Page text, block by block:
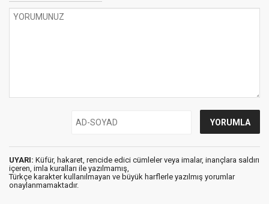
UYARI: Küfür, hakaret, rencide edici cümleler veya imalar, inançlara saldırı
içeren, imla kuralları ile yazılmamış,
Türkçe karakter kullanılmayan ve büyük harflerle yazılmış yorumlar
onaylanmamaktadır.